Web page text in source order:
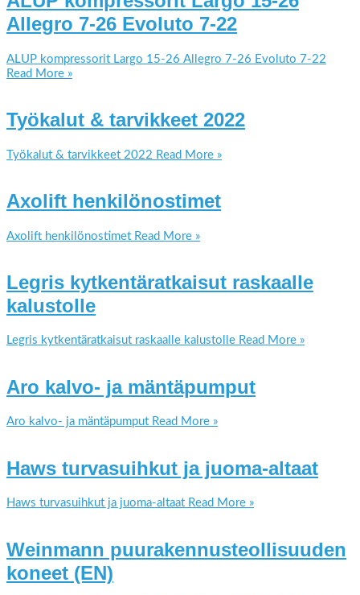
Allegro 7-26 Evoluto 7-22
ALUP kompressorit Largo 15-26 Allegro 7-26 Evoluto 7-22
Read More »
Työkalut & tarvikkeet 2022
Työkalut & tarvikkeet 2022 Read More »
Axolift henkilönostimet
Axolift henkilönostimet Read More »
Legris kytkentäratkaisut raskaalle
kalustolle
Legris kytkentäratkaisut raskaalle kalustolle Read More »
Aro kalvo- ja mäntäpumput
Aro kalvo- ja mäntäpumput Read More »
Haws turvasuihkut ja juoma-altaat
Haws turvasuihkut ja juoma-altaat Read More »
Weinmann puurakennusteollisuuden
koneet (EN)